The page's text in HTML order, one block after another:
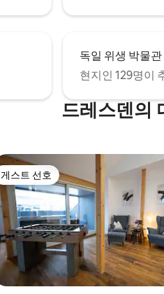
독일 위생 박물관
현지인 129명이
드레스덴의
게스트 선호
게스트 선호